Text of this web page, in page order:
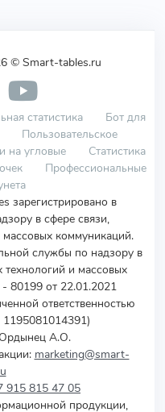
© Smart-tables.ru
статистика
Бот для
Пользовательское
на угловые
Статистика
Профессиональные
зарегистрировано в
в сфере связи,
коммуникаций.
службы по надзору в
и массовых
от 22.01.2021
ответственностью
Ордынец А.О.
marketing@smart-
915 815 47 05
продукции,